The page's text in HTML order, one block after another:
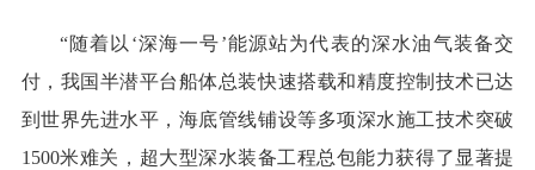
“随着以‘深海一号’能源站为代表的深水油气装备交
付，我国半潜平台船体总装快速搭载和精度控制技术已达
到世界先进水平，海底管线铺设等多项深水施工技术突破
1500米难关，超大型深水装备工程总包能力获得了显著提